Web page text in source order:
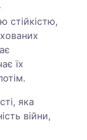
стійкістю,
їх
яка
війни,